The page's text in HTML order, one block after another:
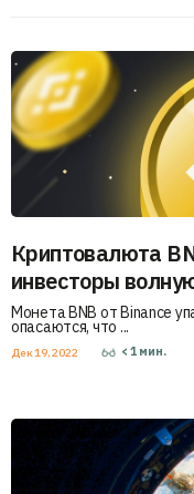
Криптовалюта
инвесторы
Монета BNB от Binance
опасаются, что ...
Дек 19, 2022 < 1 мин.